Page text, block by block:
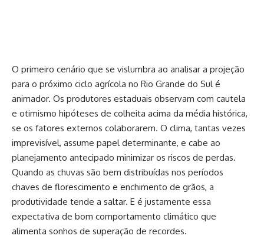
O primeiro cenário que se vislumbra ao analisar a projeção
para o próximo ciclo agrícola no Rio Grande do Sul é
animador. Os produtores estaduais observam com cautela
e otimismo hipóteses de colheita acima da média histórica,
se os fatores externos colaborarem. O clima, tantas vezes
imprevisível, assume papel determinante, e cabe ao
planejamento antecipado minimizar os riscos de perdas.
Quando as chuvas são bem distribuídas nos períodos
chaves de florescimento e enchimento de grãos, a
produtividade tende a saltar. E é justamente essa
expectativa de bom comportamento climático que
alimenta sonhos de superação de recordes.